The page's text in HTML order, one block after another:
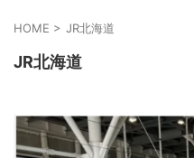
HOME > JR北海道
JR北海道